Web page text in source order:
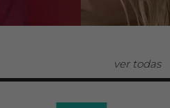
ver todas